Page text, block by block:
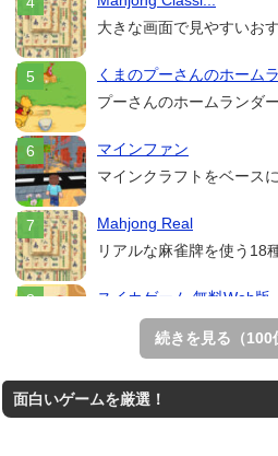
大きな画面で見やすいお
くまのプーさんのホームラ
プーさんのホームランダ
マインファン
マインクラフトをベース
Mahjong Real
リアルな麻雀牌を使う18
スイカゲーム 無料Web版
スイカゲームをスクラッ
王国を構築していく放置
続きを見る（100
面白いゲームを厳選！